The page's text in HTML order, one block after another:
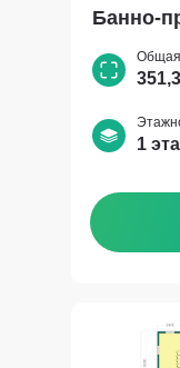
Банно-
1